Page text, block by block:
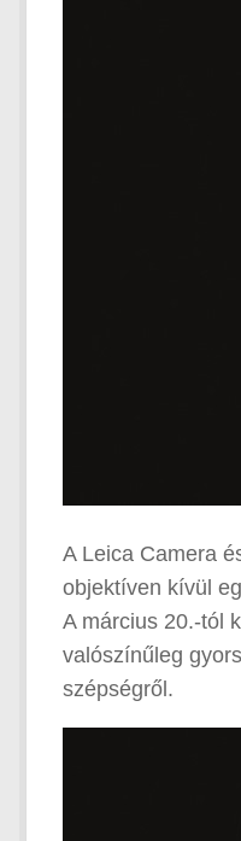
A Leica Camera
objektíven kívül
A március 20.-tól
valószínűleg
szépségről.